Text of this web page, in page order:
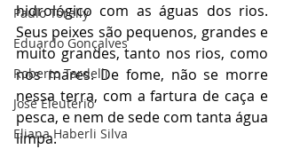
Paulo Torelly
Eduardo Gonçalves
Roberto Tardelli
José Eleutério
Eliana Haberli Silva
hidrológico com as águas dos rios.
Seus peixes são pequenos, grandes e
muito grandes, tanto nos rios, como
nos mares. De fome, não se morre
nessa terra, com a fartura de caça e
pesca, e nem de sede com tanta água
limpa.